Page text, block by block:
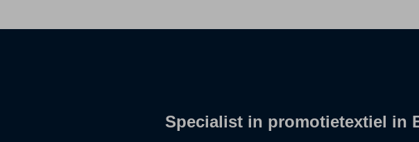
Specialist in promotietextiel in